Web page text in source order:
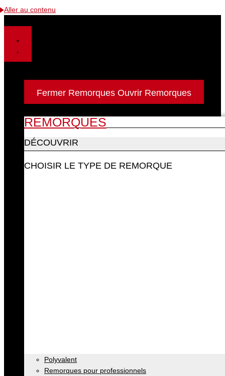
Aller au contenu
Fermer Remorques Ouvrir Remorques
REMORQUES
DÉCOUVRIR
CHOISIR LE TYPE DE REMORQUE
Polyvalent
Remorques pour professionnels